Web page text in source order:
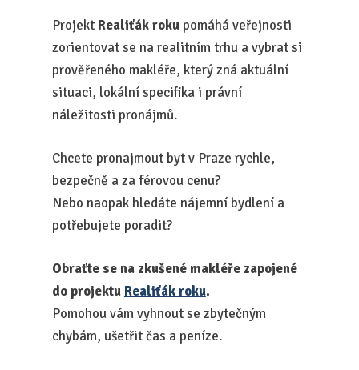
Projekt Realiťák rokupomáhá veřejnosti
zorientovat se na realitním trhu a vybrat si
prověřeného makléře, který zná aktuální
situaci, lokální specifika i právní
náležitosti pronájmů.
Chcete pronajmout byt v Praze rychle,
bezpečně a za férovou cenu?
Nebo naopak hledáte nájemní bydlení a
potřebujete poradit?
Obraťte se na zkušené makléře zapojené
do projektu Realiťák roku.
Pomohou vám vyhnout se zbytečným
chybám, ušetřit čas a peníze.